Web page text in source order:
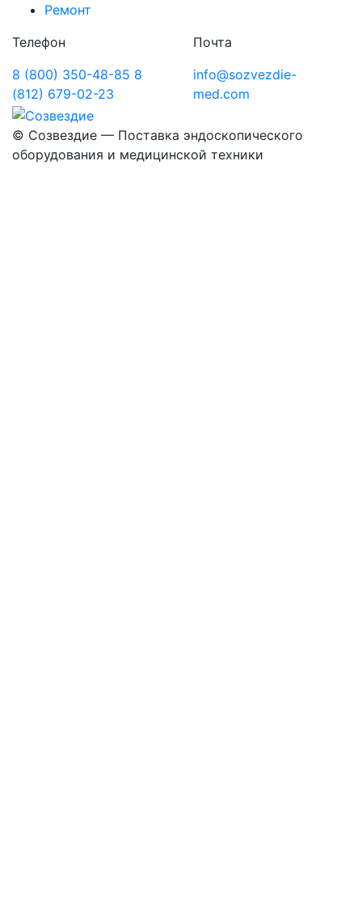
Ремонт
Телефон
8 (800) 350-48-85 8
(812) 679-02-23
Почта
info@sozvezdie-
med.com
© Созвездие — Поставка эндоскопического
оборудования и медицинской техники